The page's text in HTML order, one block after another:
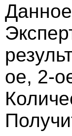
ое, 2-